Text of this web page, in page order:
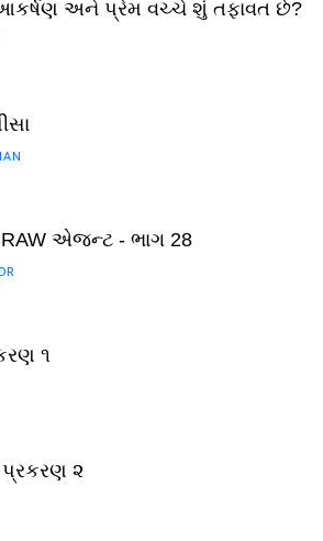
અને પ્રેમ વચ્ચે શું તફાવત છે?
એજન્ટ - ભાગ 28
૧
૨